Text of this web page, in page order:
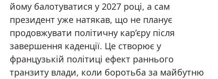
йому балотуватися у 2027 році, а сам
президент уже натякав, що не планує
продовжувати політичну кар’єру після
завершення каденції. Це створює у
французькій політиці ефект раннього
транзиту влади, коли боротьба за майбутню